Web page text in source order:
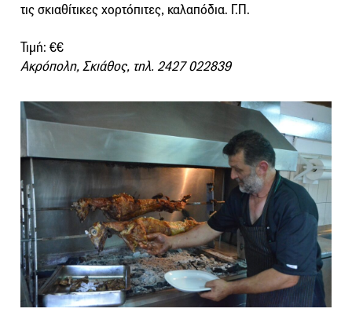
τις σκιαθίτικες χορτόπιτες, καλαπόδια. Γ.Π.
Τιμή: €€
Ακρόπολη, Σκιάθος, τηλ. 2427 022839